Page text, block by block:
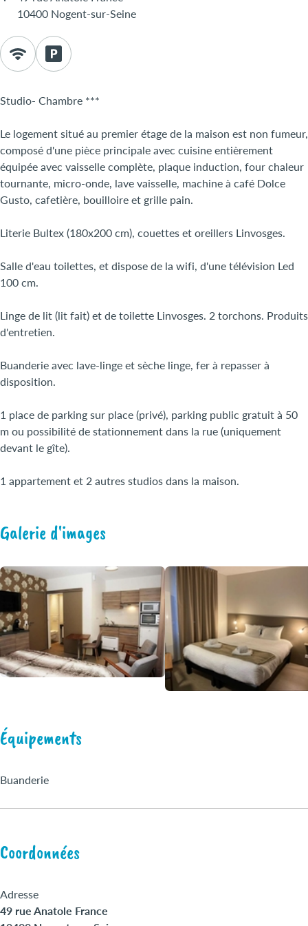
10400 Nogent-sur-Seine
Studio- Chambre ***
Le logement situé au premier étage de la maison est non fumeur,
composé d'une pièce principale avec cuisine entièrement
équipée avec vaisselle complète, plaque induction, four chaleur
tournante, micro-onde, lave vaisselle, machine à café Dolce
Gusto, cafetière, bouilloire et grille pain.
Literie Bultex (180x200 cm), couettes et oreillers Linvosges.
Salle d'eau toilettes, et dispose de la wifi, d'une télévision Led
100 cm.
Linge de lit (lit fait) et de toilette Linvosges. 2 torchons. Produits
d'entretien.
Buanderie avec lave-linge et sèche linge, fer à repasser à
disposition.
1 place de parking sur place (privé), parking public gratuit à 50
m ou possibilité de stationnement dans la rue (uniquement
devant le gîte).
1 appartement et 2 autres studios dans la maison.
Galerie d'images
Équipements
Buanderie
Coordonnées
Adresse
49 rue Anatole France